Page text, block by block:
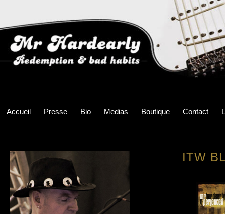
Accueil Presse Bio Medias Boutique Contact
ITW